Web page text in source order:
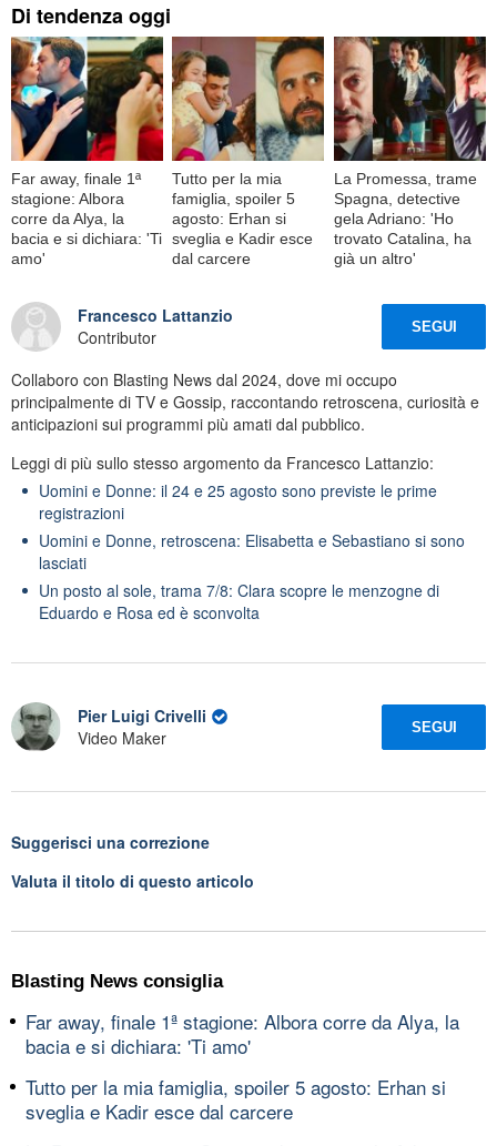
Di tendenza oggi
Far away, finale 1ª
stagione: Albora
corre da Alya, la
bacia e si dichiara: 'Ti
amo'
Tutto per la mia
famiglia, spoiler 5
agosto: Erhan si
sveglia e Kadir esce
dal carcere
La Promessa, trame
Spagna, detective
gela Adriano: 'Ho
trovato Catalina, ha
già un altro'
Francesco Lattanzio
Contributor
SEGUI
Collaboro con Blasting News dal 2024, dove mi occupo
principalmente di TV e Gossip, raccontando retroscena, curiosità e
anticipazioni sui programmi più amati dal pubblico.
Leggi di più sullo stesso argomento da Francesco Lattanzio:
Uomini e Donne: il 24 e 25 agosto sono previste le prime
registrazioni
Uomini e Donne, retroscena: Elisabetta e Sebastiano si sono
lasciati
Un posto al sole, trama 7/8: Clara scopre le menzogne di
Eduardo e Rosa ed è sconvolta
Pier Luigi Crivelli
Video Maker
SEGUI
Suggerisci una correzione
Valuta il titolo di questo articolo
Blasting News consiglia
Far away, finale 1ª stagione: Albora corre da Alya, la
bacia e si dichiara: 'Ti amo'
Tutto per la mia famiglia, spoiler 5 agosto: Erhan si
sveglia e Kadir esce dal carcere